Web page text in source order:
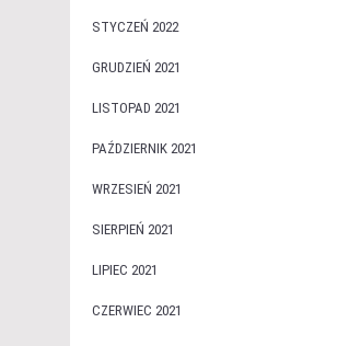
STYCZEŃ 2022
GRUDZIEŃ 2021
LISTOPAD 2021
PAŹDZIERNIK 2021
WRZESIEŃ 2021
SIERPIEŃ 2021
LIPIEC 2021
CZERWIEC 2021